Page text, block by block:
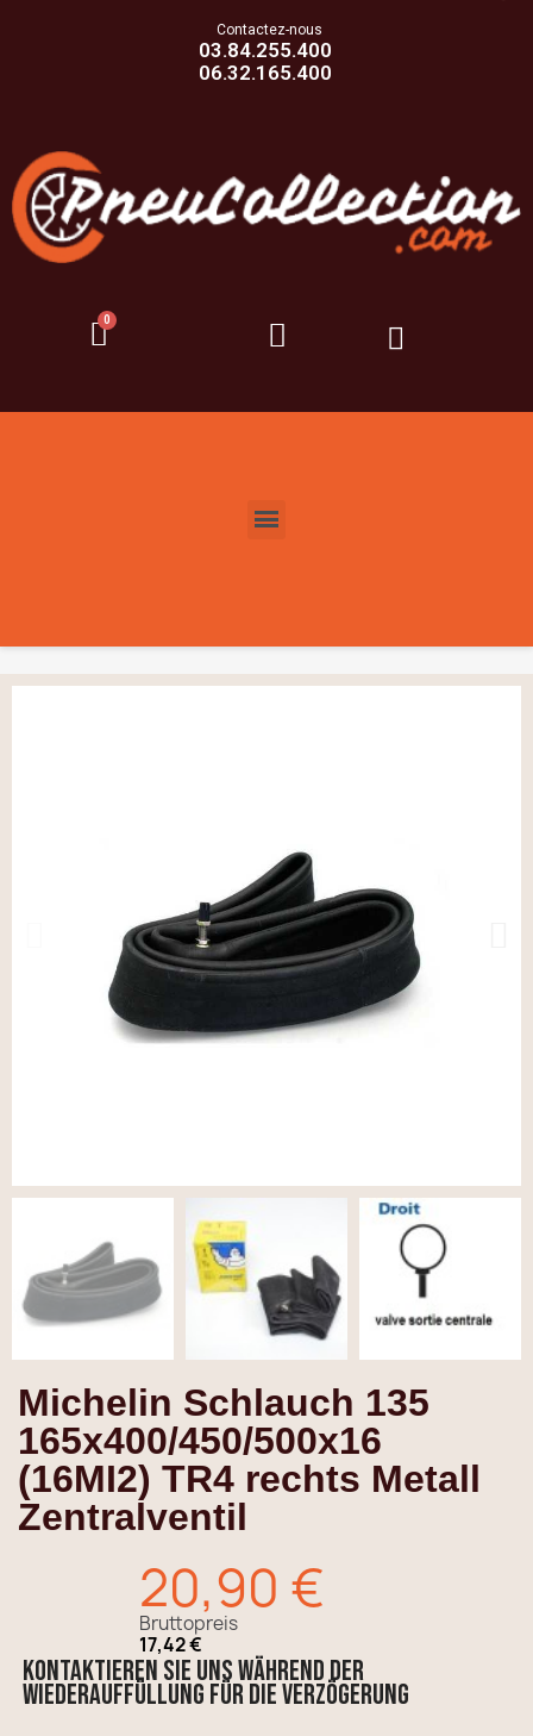
Contactez-nous
03.84.255.400
06.32.165.400
Michelin Schlauch 135
165x400/450/500x16
(16MI2) TR4 rechts Metall
Zentralventil
20,90 €
Bruttopreis
17,42 €
Kontaktieren Sie uns während der
Wiederauffüllung für die Verzögerung